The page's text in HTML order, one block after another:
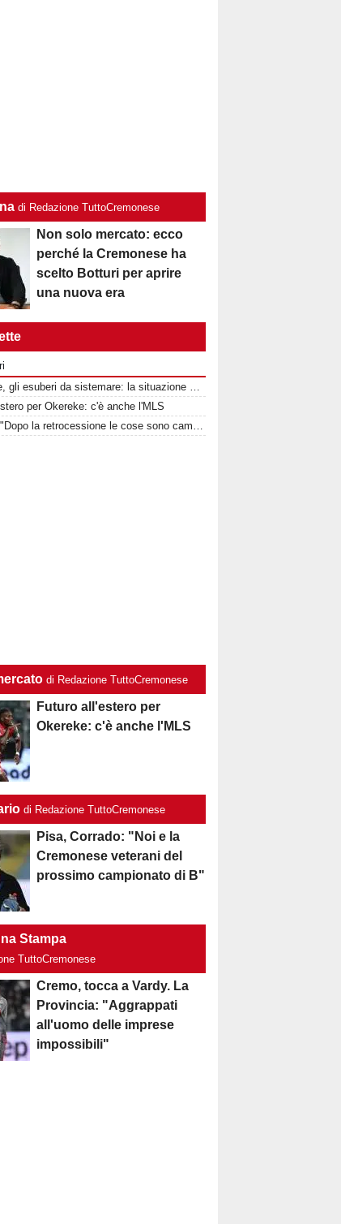
di Redazione TuttoCremonese
Non solo mercato: ecco
perché la Cremonese ha
scelto Botturi per aprire
una nuova era
Cremonese, gli esuberi da sistemare: la situazione completa reparto per reparto
per Okereke: c'è anche l'MLS
Quagliata: "Dopo la retrocessione le cose sono cambiate con la Cremonese"
di Redazione TuttoCremonese
Futuro all'estero per
Okereke: c'è anche l'MLS
di Redazione TuttoCremonese
Pisa, Corrado: "Noi e la
Cremonese veterani del
prossimo campionato di B"
Stampa
TuttoCremonese
Cremo, tocca a Vardy. La
Provincia: "Aggrappati
all'uomo delle imprese
impossibili"